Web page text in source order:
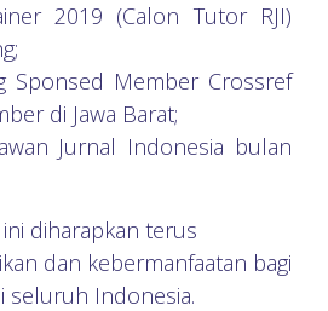
2019 (Calon Tutor RJI)
Sponsed Member Crossref
di Jawa Barat;
Jurnal Indonesia bulan
ini diharapkan terus
dan kebermanfaatan bagi
seluruh Indonesia.